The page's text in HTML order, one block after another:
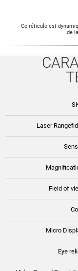
Ce réticule est
de
Laser
Field of
Micro
Eye